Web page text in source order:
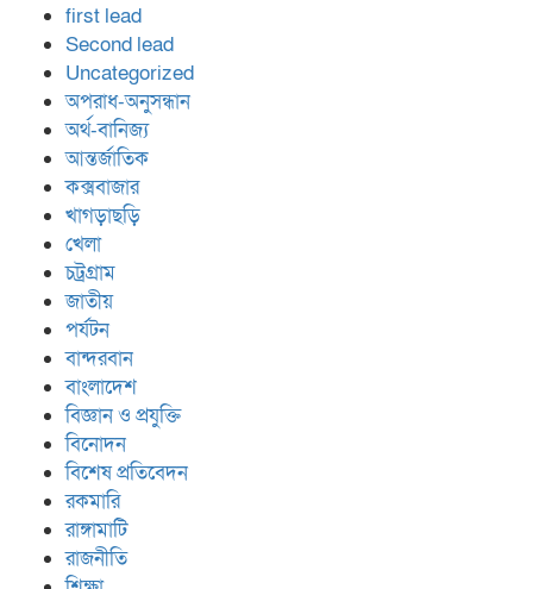
first lead
Second lead
Uncategorized
অপরাধ-অনুসন্ধান
অর্থ-বানিজ্য
আন্তর্জাতিক
কক্সবাজার
খাগড়াছড়ি
খেলা
চট্রগ্রাম
জাতীয়
পর্যটন
বান্দরবান
বাংলাদেশ
বিজ্ঞান ও প্রযুক্তি
বিনোদন
বিশেষ প্রতিবেদন
রকমারি
রাঙ্গামাটি
রাজনীতি